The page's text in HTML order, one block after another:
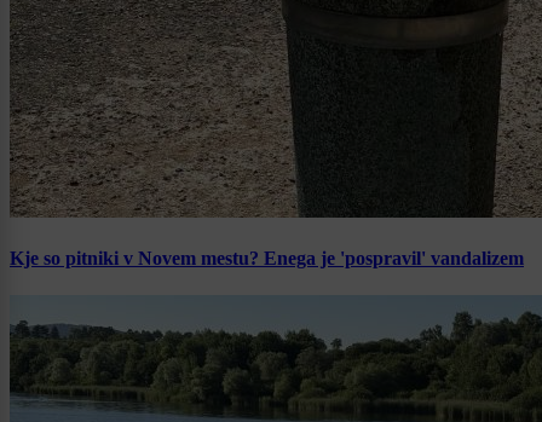
Kje so pitniki v Novem mestu? Enega je 'pospravil' vandalizem